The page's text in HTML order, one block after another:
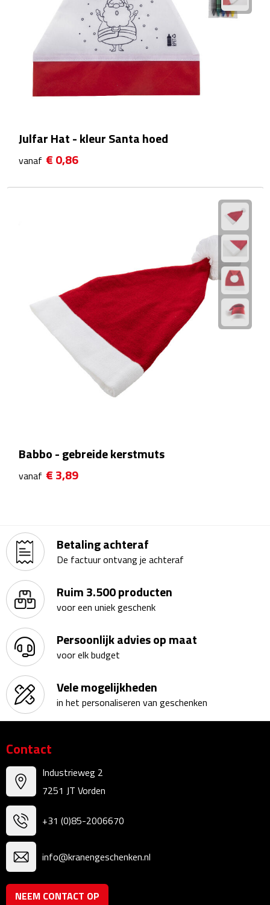
Waterflessen
Drinkglazen
Bierglazen
Champagneglazen
Kopjes & Mokken
Kantoor & Zakelijk
Kalenders
Beurs & Evenementen
Banners
Barmatten
Naambadges & naamkaarthouders
Stickers
Vlaggen
Bureau Toebehoren
Bureauklokken
Bureaulampen
Bureau onderleggers
Julfar Hat - kleur Santa hoed
vanaf € 0,86
Babbo - gebreide kerstmuts
vanaf € 3,89
Betaling achteraf
De factuur ontvang je achteraf
Ruim 3.500 producten
voor een uniek geschenk
Persoonlijk advies op maat
voor elk budget
Vele mogelijkheden
in het personaliseren van geschenken
Contact
Industrieweg 2
7251 JT Vorden
+31 (0)85-2006670
info@kranengeschenken.nl
NEEM CONTACT OP